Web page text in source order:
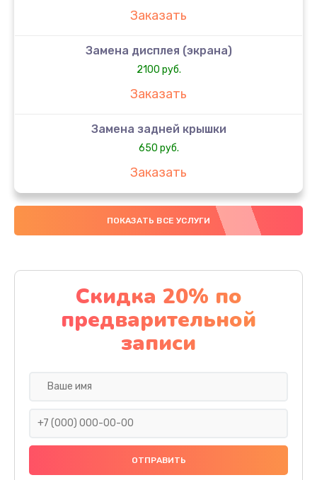
Заказать
Замена дисплея (экрана)
2100 руб.
Заказать
Замена задней крышки
650 руб.
Заказать
Замена аккумулятора
4000 руб.
Замена материнской платы
1100 руб.
Заказать
Замена праймера
1000 руб.
ПОКАЗАТЬ ВСЕ УСЛУГИ
Скидка 20% по
предварительной
записи